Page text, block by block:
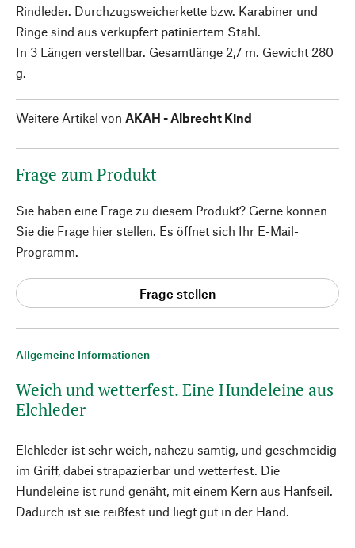
Allgemeine Informationen
Weich und wetterfest. Eine Hundeleine aus
Elchleder
Elchleder ist sehr weich, nahezu samtig, und geschmeidig
im Griff, dabei strapazierbar und wetterfest. Die
Hundeleine ist rund genäht, mit einem Kern aus Hanfseil.
Dadurch ist sie reißfest und liegt gut in der Hand.
Rindleder. Durchzugsweicherkette bzw. Karabiner und
Ringe sind aus verkupfert patiniertem Stahl.
In 3 Längen verstellbar. Gesamtlänge 2,7 m. Gewicht 280
g.
Weitere Artikel von AKAH - Albrecht Kind
Frage zum Produkt
Sie haben eine Frage zu diesem Produkt? Gerne können
Sie die Frage hier stellen. Es öffnet sich Ihr E-Mail-
Programm.
Frage stellen